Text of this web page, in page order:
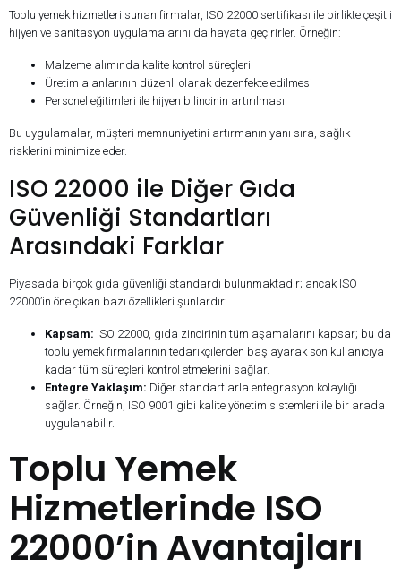
Toplu yemek hizmetleri sunan firmalar, ISO 22000 sertifikası ile birlikte çeşitli
hijyen ve sanitasyon uygulamalarını da hayata geçirirler. Örneğin:
Malzeme alımında kalite kontrol süreçleri
Üretim alanlarının düzenli olarak dezenfekte edilmesi
Personel eğitimleri ile hijyen bilincinin artırılması
Bu uygulamalar, müşteri memnuniyetini artırmanın yanı sıra, sağlık
risklerini minimize eder.
ISO 22000 ile Diğer Gıda
Güvenliği Standartları
Arasındaki Farklar
Piyasada birçok gıda güvenliği standardı bulunmaktadır; ancak ISO
22000’in öne çıkan bazı özellikleri şunlardır:
Kapsam: ISO 22000, gıda zincirinin tüm aşamalarını kapsar; bu da
toplu yemek firmalarının tedarikçilerden başlayarak son kullanıcıya
kadar tüm süreçleri kontrol etmelerini sağlar.
Entegre Yaklaşım: Diğer standartlarla entegrasyon kolaylığı
sağlar. Örneğin, ISO 9001 gibi kalite yönetim sistemleri ile bir arada
uygulanabilir.
Toplu Yemek
Hizmetlerinde ISO
22000’in Avantajları